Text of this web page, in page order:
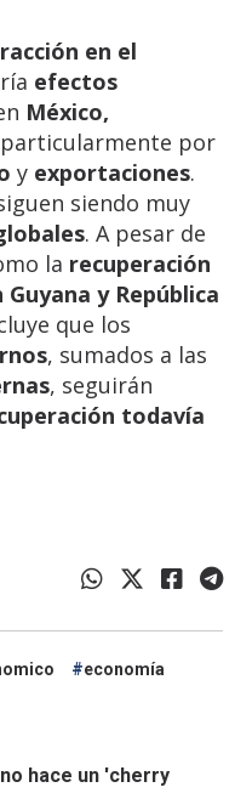
en el
efectos
México,
por
y exportaciones.
siendo muy
. A pesar de
la recuperación
y República
que los
, sumados a las
, seguirán
todavía
economía
hace un 'cherry